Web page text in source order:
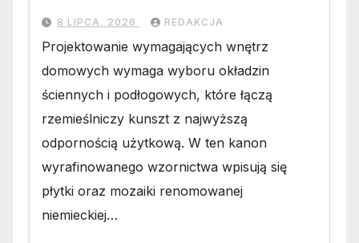
8 LIPCA, 2026 REDAKCJA
Projektowanie wymagających wnętrz
domowych wymaga wyboru okładzin
ściennych i podłogowych, które łączą
rzemieślniczy kunszt z najwyższą
odpornością użytkową. W ten kanon
wyrafinowanego wzornictwa wpisują się
płytki oraz mozaiki renomowanej
niemieckiej…